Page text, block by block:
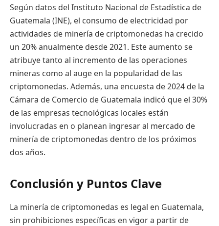
Según datos del Instituto Nacional de Estadística de
Guatemala (INE), el consumo de electricidad por
actividades de minería de criptomonedas ha crecido
un 20% anualmente desde 2021. Este aumento se
atribuye tanto al incremento de las operaciones
mineras como al auge en la popularidad de las
criptomonedas. Además, una encuesta de 2024 de la
Cámara de Comercio de Guatemala indicó que el 30%
de las empresas tecnológicas locales están
involucradas en o planean ingresar al mercado de
minería de criptomonedas dentro de los próximos
dos años.
Conclusión y Puntos Clave
La minería de criptomonedas es legal en Guatemala,
sin prohibiciones específicas en vigor a partir de